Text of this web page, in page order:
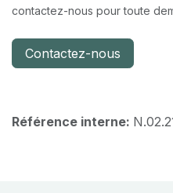
contactez-nous pour toute
Contactez-nous
Référence interne: